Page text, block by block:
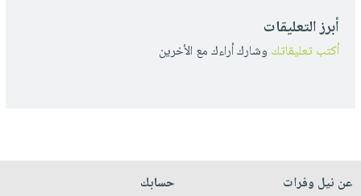
أبرز التعليقات
أكتب تعليقاتك وشارك أراءك مع الأخرين
عن نيل وفرات
حسابك